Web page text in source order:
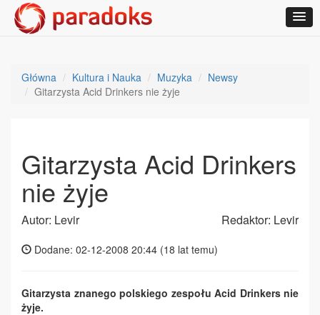
Główna Kultura i Nauka Muzyka
Newsy
Gitarzysta Acid Drinkers nie żyje
Gitarzysta Acid Drinkers
nie żyje
Autor: Levir Redaktor: Levir
Dodane: 02-12-2008 20:44 (18 lat temu)
Gitarzysta znanego polskiego zespołu Acid Drinkers nie
żyje.